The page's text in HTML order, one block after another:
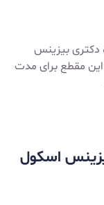
دکتری بیزینس
مقطع برای مدت
اسکول